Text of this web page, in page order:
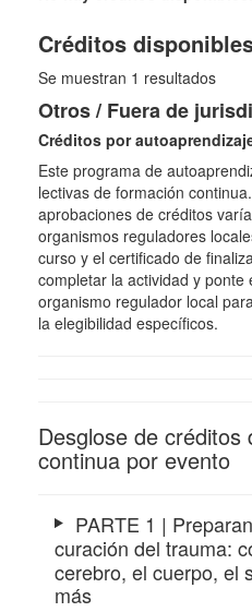
Créditos
Se muestran 1 resultados
Otros / Fuera de
Créditos por
Este programa de
lectivas de formación
aprobaciones de créditos
organismos reguladores
curso y el certificado de
completar la actividad y ponte
organismo regulador local
la elegibilidad específicos.
Desglose de créditos
continua por evento
PARTE 1 |
curación del trauma:
cerebro, el cuerpo, el
más